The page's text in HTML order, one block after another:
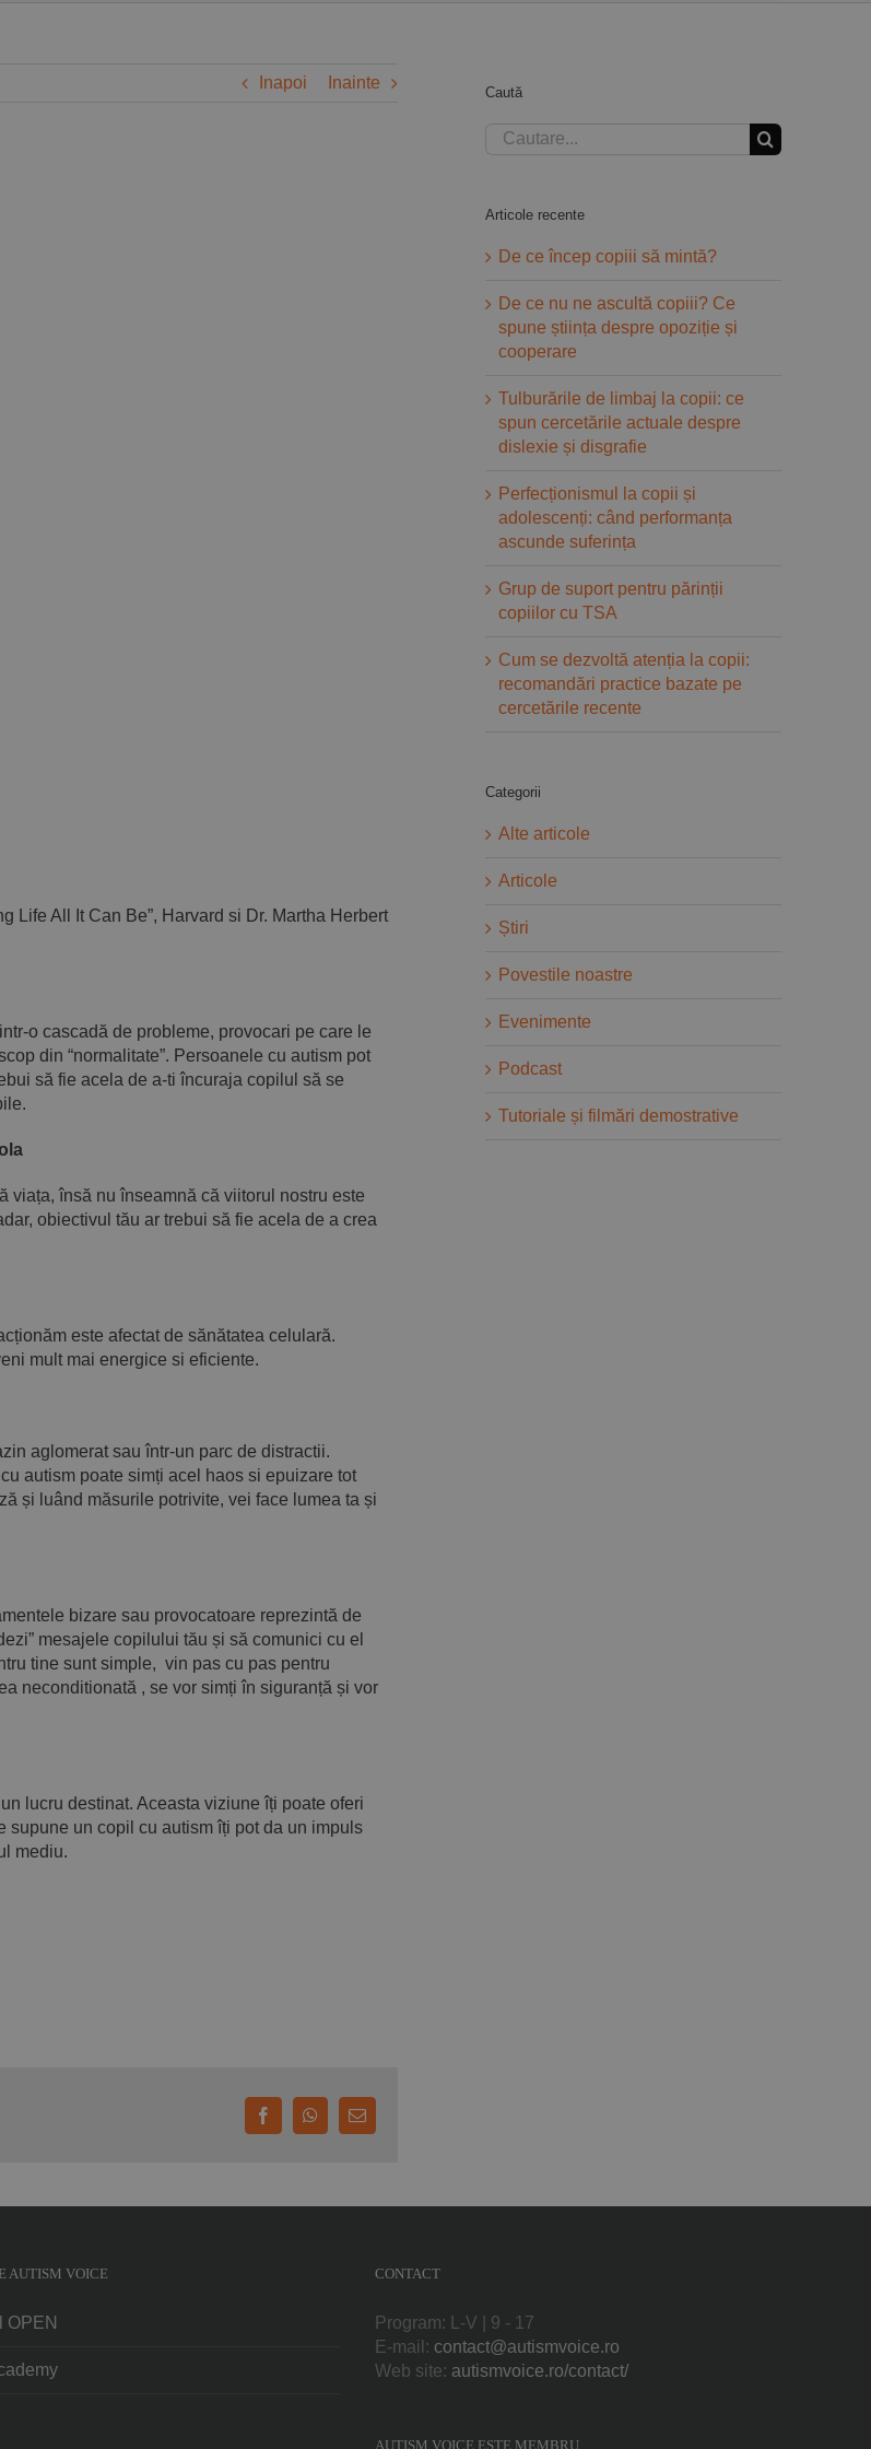
Inapoi Inainte
Life All It Can Be”, Harvard si Dr. Martha Herbert
o cascadă de probleme, provocari pe care le
din “normalitate”. Persoanele cu autism pot
să fie acela de a-ti încuraja copilul să se
viața, însă nu înseamnă că viitorul nostru este
obiectivul tău ar trebui să fie acela de a crea
este afectat de sănătatea celulară.
mult mai energice si eficiente.
aglomerat sau într-un parc de distractii.
autism poate simți acel haos si epuizare tot
și luând măsurile potrivite, vei face lumea ta și
bizare sau provocatoare reprezintă de
mesajele copilului tău și să comunici cu el
tine sunt simple, vin pas cu pas pentru
neconditionată , se vor simți în siguranță și vor
lucru destinat. Aceasta viziune îți poate oferi
supune un copil cu autism îți pot da un impuls
mediu.
FacebookWhatsApp
E-
mail:
Caută
Cautare...
Articole recente
De ce încep copiii să mintă?
De ce nu ne ascultă copiii? Ce
spune știința despre opoziție și
cooperare
Tulburările de limbaj la copii: ce
spun cercetările actuale despre
dislexie și disgrafie
Perfecționismul la copii și
adolescenți: când performanța
ascunde suferința
Grup de suport pentru părinții
copiilor cu TSA
Cum se dezvoltă atenția la copii:
recomandări practice bazate pe
cercetările recente
Categorii
Alte articole
Articole
Știri
Povestile noastre
Evenimente
Podcast
Tutoriale și filmări demostrative
AUTISM VOICE
OPEN
CONTACT
Program: L-V | 9 - 17
E-mail: contact@autismvoice.ro
Web site: autismvoice.ro/contact/
AUTISM VOICE ESTE MEMBRU